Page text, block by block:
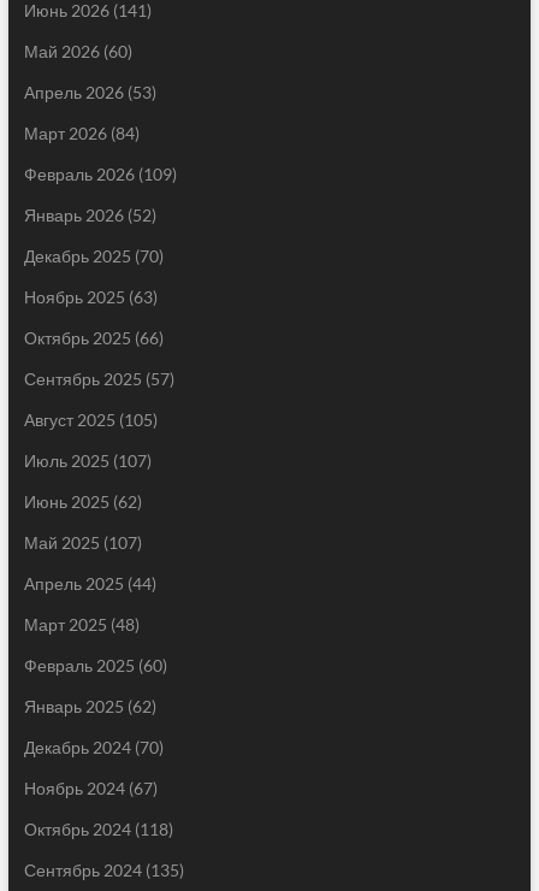
Июнь 2026(141)
Май 2026(60)
Апрель 2026(53)
Март 2026(84)
Февраль 2026(109)
Январь 2026(52)
Декабрь 2025 (70)
Ноябрь 2025 (63)
Октябрь 2025 (66)
Сентябрь 2025 (57)
Август 2025 (105)
Июль 2025 (107)
Июнь 2025 (62)
Май 2025 (107)
Апрель 2025 (44)
Март 2025 (48)
Февраль 2025 (60)
Январь 2025 (62)
Декабрь 2024(70)
Ноябрь 2024(67)
Октябрь 2024(118)
Сентябрь 2024(135)